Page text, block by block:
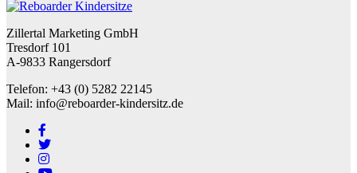
Zillertal Marketing GmbH
Tresdorf 101
A-9833 Rangersdorf
Telefon: +43 (0) 5282 22145
Mail: info@reboarder-kindersitz.de